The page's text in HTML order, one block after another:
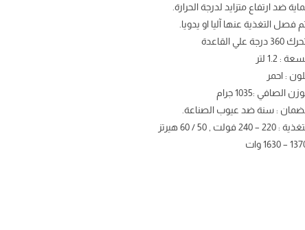
ضد ارتفاع متزايد لدرجة الحرارة.
فصل التغذية عنها آليا او يدويا.
درجة علي القاعدة
: 1.2 لتر
: احمر
الصافي :1035 جرام
: سنة ضد عيوب الصناعة.
: 220 – 240 فولت , 50 / 60 هيرتز